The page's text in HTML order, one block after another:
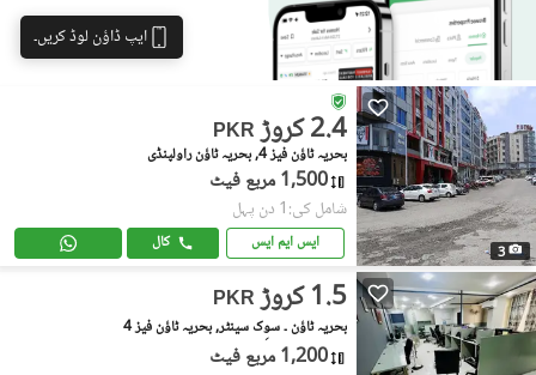
ایپ ڈاؤن لوڈ کریں۔
3
PKR 2.4 کروڑ
بحریہ ٹاؤن فیز 4, بحریہ ٹاؤن راولپنڈی
1,500 مربع فیٹ
شامل کی:1 دن پہل
ایس ایم ایس کال
PKR 1.5 کروڑ
بحریہ ٹاؤن ۔ سوِک سینٹر, بحریہ ٹاؤن فیز 4
1,200 مربع فیٹ